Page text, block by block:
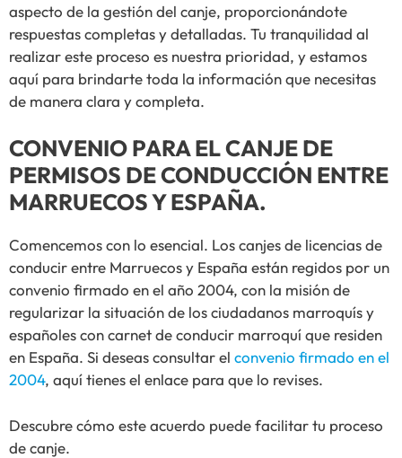
aspecto de la gestión del canje, proporcionándote
respuestas completas y detalladas. Tu tranquilidad al
realizar este proceso es nuestra prioridad, y estamos
aquí para brindarte toda la información que necesitas
de manera clara y completa.
CONVENIO PARA EL CANJE DE
PERMISOS DE CONDUCCIÓN ENTRE
MARRUECOS Y ESPAÑA.
Comencemos con lo esencial. Los canjes de licencias de
conducir entre Marruecos y España están regidos por un
convenio firmado en el año 2004, con la misión de
regularizar la situación de los ciudadanos marroquís y
españoles con carnet de conducir marroquí que residen
en España. Si deseas consultar el convenio firmado en el
2004, aquí tienes el enlace para que lo revises.
Descubre cómo este acuerdo puede facilitar tu proceso
de canje.